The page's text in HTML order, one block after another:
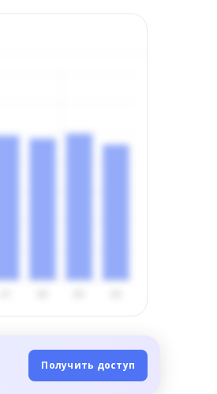
Получить доступ